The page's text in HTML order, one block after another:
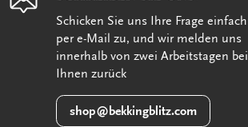
Schicken Sie uns Ihre Frage einfach
per e-Mail zu, und wir melden uns
innerhalb von zwei Arbeitstagen bei
Ihnen zurück
shop@bekkingblitz.com